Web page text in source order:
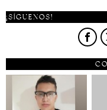
¡SÍGUENOS!